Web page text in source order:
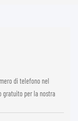
di telefono nel
gratuito per la nostra